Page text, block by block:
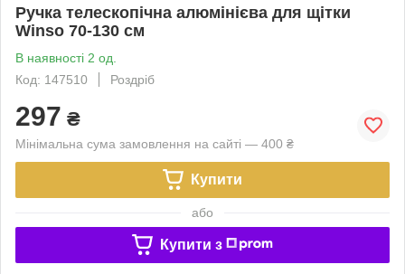
Ручка телескопічна алюмінієва для щітки
Winso 70-130 см
В наявності 2 од.
Код: 147510
Роздріб
297 ₴
Мінімальна сума замовлення на сайті — 400 ₴
Купити
або
Купити з